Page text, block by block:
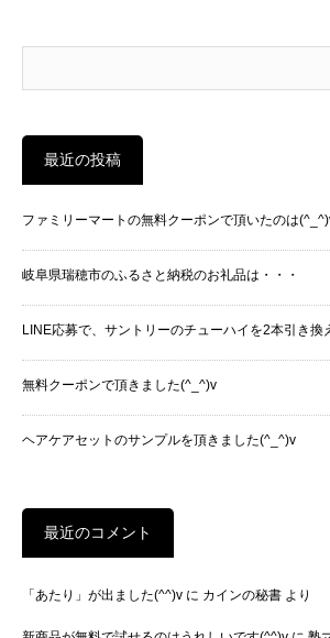
最近の投稿
ファミリーマートの無料クーポンで頂いたのは
岐阜県瑞穂市のふるさと納税のお礼品は・・・
LINE応募で、サントリーのチューハイを2本引き換
無料クーポンで頂きました(^_^)v
ヘアケアセットのサンプルを頂きました(^_^)v
最近のコメント
「あたり」が出ました(^^)v に カインの秘書 より